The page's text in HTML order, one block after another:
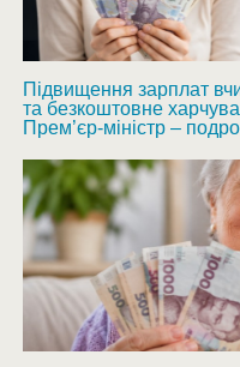
Підвищення зарплат
та безкоштовне
Прем’єр-міністр –